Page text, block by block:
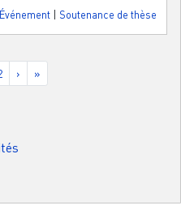
Événement Soutenance de thèse
courante
Page suivante
› Dernière page
»